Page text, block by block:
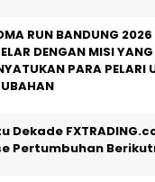
RUN BANDUNG 2026
DENGAN MISI YANG
PARA PELARI
Dekade
Pertumbuhan